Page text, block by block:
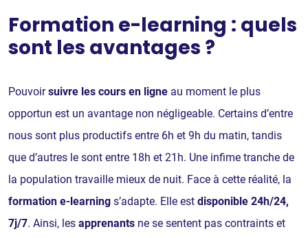
Formation e-learning : quels
sont les avantages ?
Pouvoirsuivre les cours en ligne au moment le plus
opportun est un avantage non négligeable. Certains d’entre
nous sont plus productifs entre 6h et 9h du matin, tandis
que d’autres le sont entre 18h et 21h. Une infime tranche de
la population travaille mieux de nuit. Face à cette réalité, la
formation e-learning s’adapte. Elle est disponible 24h/24,
7j/7. Ainsi, les apprenants ne se sentent pas contraints et